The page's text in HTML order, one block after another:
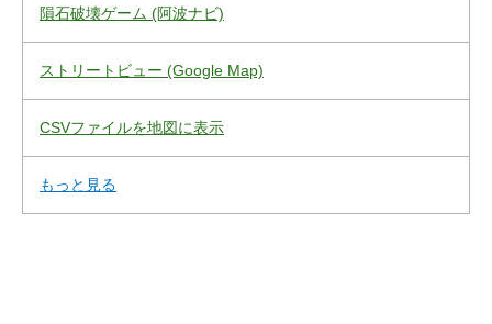
隕石破壊ゲーム (阿波ナビ)
ストリートビュー (Google Map)
CSVファイルを地図に表示
もっと見る